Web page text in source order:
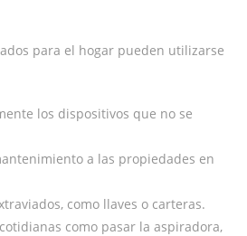
para el hogar pueden utilizarse
los dispositivos que no se
a las propiedades en
como llaves o carteras.
como pasar la aspiradora,